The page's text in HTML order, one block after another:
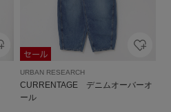
URBAN RESEARCH
CURRENTAGE デニムオーバーオ
ール